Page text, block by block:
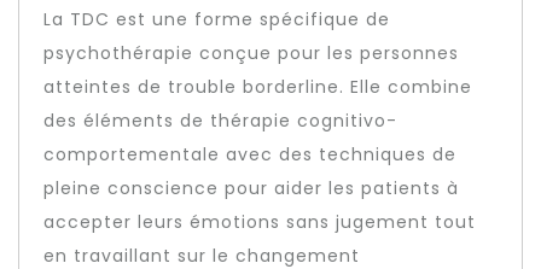
La TDC est une forme spécifique de
psychothérapie conçue pour les personnes
atteintes de trouble borderline. Elle combine
des éléments de thérapie cognitivo-
comportementale avec des techniques de
pleine conscience pour aider les patients à
accepter leurs émotions sans jugement tout
en travaillant sur le changement